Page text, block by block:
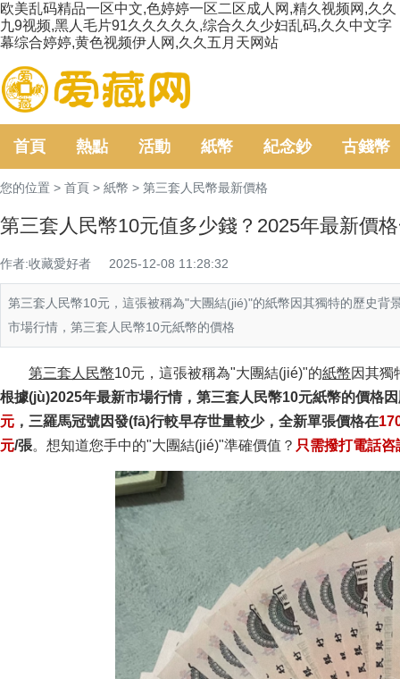
欧美乱码精品一区中文,色婷婷一区二区成人网,精久视频网,久久
九9视频,黑人毛片91久久久久久,综合久久少妇乱码,久久中文字
幕综合婷婷,黄色视频伊人网,久久五月天网站
首頁 熱點 活動 紙幣 紀念鈔 古錢幣
您的位置 > 首頁 > 紙幣 > 第三套人民幣最新價格
第三套人民幣10元值多少錢？2025年最新價
作者:收藏愛好者 2025-12-08 11:28:32
第三套人民幣10元，這張被稱為"大團結(jié)"的紙幣因其獨特的歷史
市場行情，第三套人民幣10元紙幣的價格
第三套人民幣10元，這張被稱為"大團結(jié)"的紙幣因其獨
根據(jù)2025年最新市場行情，第三套人民幣10元紙幣的價
元 ，三羅馬冠號因發(fā)行較早存世量較少，全新單張價格在
元/張。想知道您手中的"大團結(jié)"準確價值？ 只需撥打電話咨